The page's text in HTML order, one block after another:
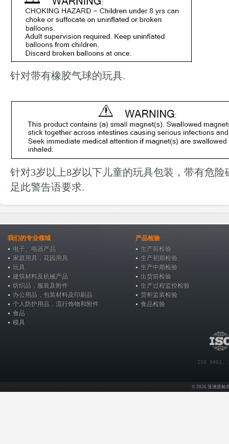
针对带有橡胶气球的玩具.
针对3岁以上8岁以下儿童的玩具包装，带有危
足此警告语要求.
我们的专业领域
电子、电器产品
家庭用具，花园用具
玩具
建筑材料及机械产品
纺织品，服装及附件
办公用品，包装材料及印刷品
个人防护用品，流行饰物和附件
食品
模具
产品检验
生产前检验
生产初期检验
生产中期检验
出货前检验
生产过程监控检验
货柜监装检验
食品检验
ISO 9001:
© 2026 亚洲质检